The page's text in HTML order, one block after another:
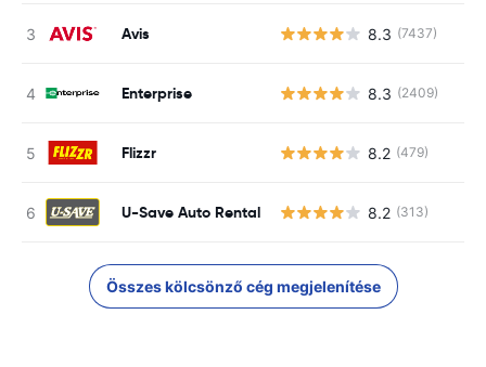
Avis 8.3 (7437)
Enterprise 8.3 (2409)
Flizzr 8.2 (479)
U-Save Auto Rental 8.2 (313)
Összes kölcsönző cég megjelenítése